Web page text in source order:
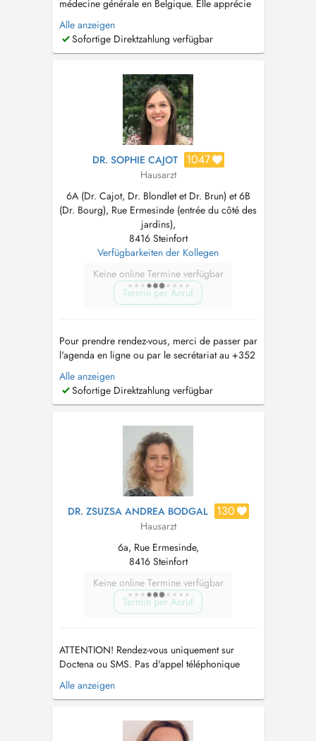
médecine générale en Belgique. Elle apprécie
la richesse et la diversité de la médecine de
premier recours. Elle accorde une attention
particulière au suivi personnalisé de chacun,
domaines dintérêt incluent notamment la pé...
Alle anzeigen
Sofortige Direktzahlung verfügbar
DR. SOPHIE CAJOT 1047
Hausarzt
6A (Dr. Cajot, Dr. Blondlet et Dr. Brun) et 6B
(Dr. Bourg), Rue Ermesinde (entrée du côté des
jardins),
8416 Steinfort
Verfügbarkeiten der Kollegen
Keine online Termine verfügbar
Termin per Anruf
Pour prendre rendez-vous, merci de passer par
l'agenda en ligne ou par le secrétariat au +352
26 59 89 21. Le secrétariat est joignable de 8h
à 12h du lundi au vendredi. Pour les
renouvellements d'ordonnance ou demande de
suivant : sec.medical....
Alle anzeigen
Sofortige Direktzahlung verfügbar
DR. ZSUZSA ANDREA BODGAL 130
Hausarzt
6a, Rue Ermesinde,
8416 Steinfort
Keine online Termine verfügbar
Termin per Anruf
ATTENTION! Rendez-vous uniquement sur
Doctena ou SMS. Pas d'appel téléphonique
s.v.p. PARKING: Vous pouvez vous garer sur le
parking autour des bâtiments gratuitement et
pied sur la zone piétonne entre les nouveaux
bâtiments durant 50 m. La p...
Alle anzeigen